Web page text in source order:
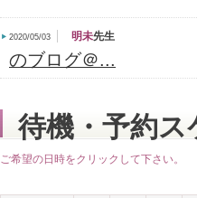
2020/05/03 明未先生
のブログ＠...
待機・予約
ご希望の日時をクリックして下さい。